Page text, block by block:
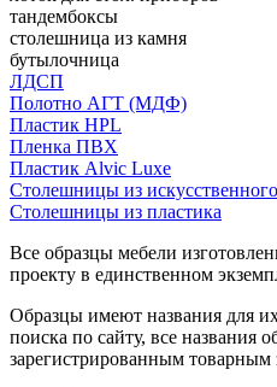
тандембоксы
столешница из камня
бутылочница
ЛДСП
Полотно АГТ (МДФ)
Пластик HPL
Пленка ПВХ
Пластик Alvic Luxe
Столешницы из
Столешницы из пластика
Все образцы мебели
проекту в единственном
Образцы имеют названия для
поиска по сайту, все названия
зарегистрированным товарным